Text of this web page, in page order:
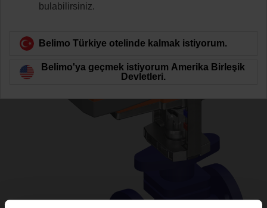
bulabilirsiniz.
Belimo Türkiye otelinde kalmak istiyorum.
Belimo'ya geçmek istiyorum Amerika Birleşik
Devletleri.